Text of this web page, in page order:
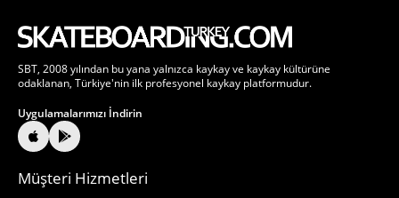
SBT, 2008 yılından bu yana yalnızca kaykay ve kaykay kültürüne
odaklanan, Türkiye'nin ilk profesyonel kaykay platformudur.
Uygulamalarımızı İndirin
Müşteri Hizmetleri